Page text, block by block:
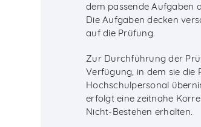
dem passende Aufgaben
Die Aufgaben decken
auf die Prüfung.
Zur Durchführung der
Verfügung, in dem sie die
Hochschulpersonal
erfolgt eine zeitnahe
Nicht-Bestehen erhalten.